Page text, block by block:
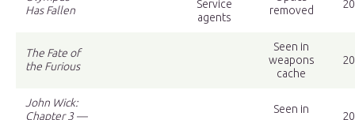
Has Fallen
Service
agents
removed
The Fate of
the Furious
Seen in
weapons
cache
John Wick:
Chapter 3 —
Seen in